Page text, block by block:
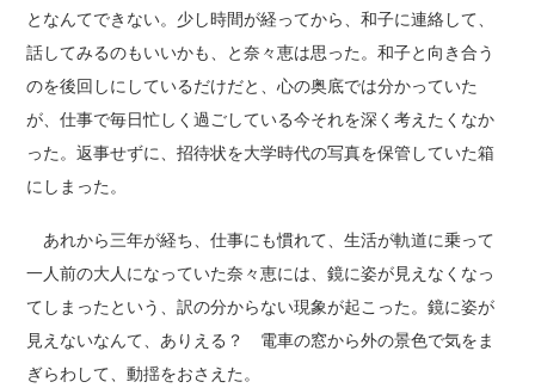
となんてできない。少し時間が経ってから、和子に連絡して、
話してみるのもいいかも、と奈々恵は思った。和子と向き合う
のを後回しにしているだけだと、心の奥底では分かっていた
が、仕事で毎日忙しく過ごしている今それを深く考えたくなか
った。返事せずに、招待状を大学時代の写真を保管していた箱
にしまった。
あれから三年が経ち、仕事にも慣れて、生活が軌道に乗って
一人前の大人になっていた奈々恵には、鏡に姿が見えなくなっ
てしまったという、訳の分からない現象が起こった。鏡に姿が
見えないなんて、ありえる？ 電車の窓から外の景色で気をま
ぎらわして、動揺をおさえた。